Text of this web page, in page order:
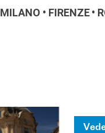
MILANO FIRENZE